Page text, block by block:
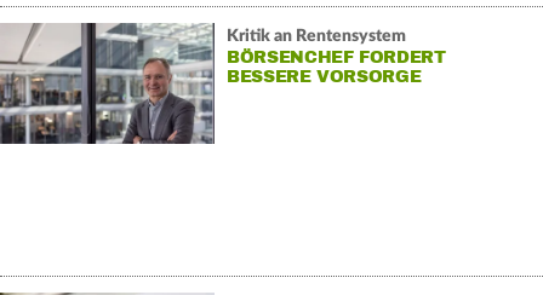
Kritik an Rentensystem
BÖRSENCHEF FORDERT
BESSERE VORSORGE